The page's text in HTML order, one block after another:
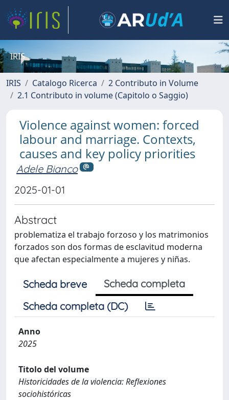
IRIS
IRIS Catalogo Ricerca
2 Contributo in Volume
2.1 Contributo in volume (Capitolo o Saggio)
Violence against women: forced
labour and marriage. Contexts,
causes and key policy priorities
Adele Bianco
2025-01-01
Abstract
problematiza el trabajo forzoso y los matrimonios
forzados son dos formas de esclavitud moderna
que afectan especialmente a mujeres y niñas.
Scheda breve
Scheda completa
Scheda completa (DC)
Anno
2025
Titolo del volume
Historicidades de la violencia: Reflexiones
sociohistóricas